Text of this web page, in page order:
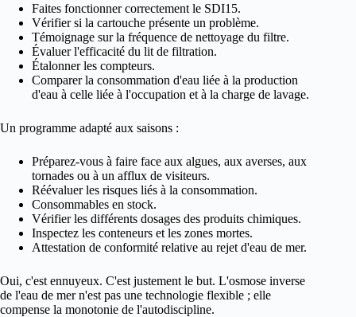
Faites fonctionner correctement le SDI15.
Vérifier si la cartouche présente un problème.
Témoignage sur la fréquence de nettoyage du filtre.
Évaluer l'efficacité du lit de filtration.
Étalonner les compteurs.
Comparer la consommation d'eau liée à la production
d'eau à celle liée à l'occupation et à la charge de lavage.
Un programme adapté aux saisons :
Préparez-vous à faire face aux algues, aux averses, aux
tornades ou à un afflux de visiteurs.
Réévaluer les risques liés à la consommation.
Consommables en stock.
Vérifier les différents dosages des produits chimiques.
Inspectez les conteneurs et les zones mortes.
Attestation de conformité relative au rejet d'eau de mer.
Oui, c'est ennuyeux. C'est justement le but. L'osmose inverse
de l'eau de mer n'est pas une technologie flexible ; elle
compense la monotonie de l'autodiscipline.